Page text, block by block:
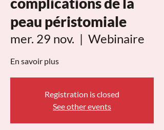
peau péristomiale
mer. 29 nov.
  |
Webinaire
En savoir plus
Registration is closed
See other events